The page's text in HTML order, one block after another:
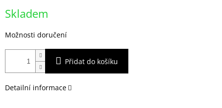
cena:
Skladem
Možnosti doručení
Přidat do košíku
Detailní informace